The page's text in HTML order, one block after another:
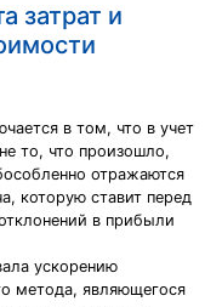
затрат и
в том, что в учет
то, что произошло,
отражаются
которую ставит перед
в прибыли
ускорению
метода, являющегося